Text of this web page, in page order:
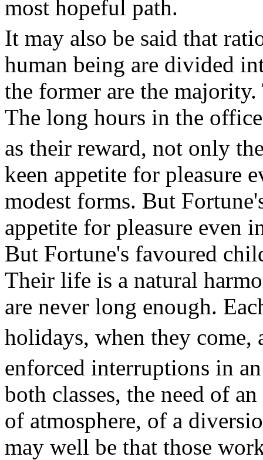
most hopeful path.
It may also be said that
human being are divided
the former are the
The long hours in the
as their reward, not only
keen appetite for pleasure
modest forms. But
appetite for pleasure even
But Fortune's favoured
Their life is a natural
are never long enough.
holidays, when they come,
enforced interruptions in
both classes, the need of
of atmosphere, of a
may well be that those